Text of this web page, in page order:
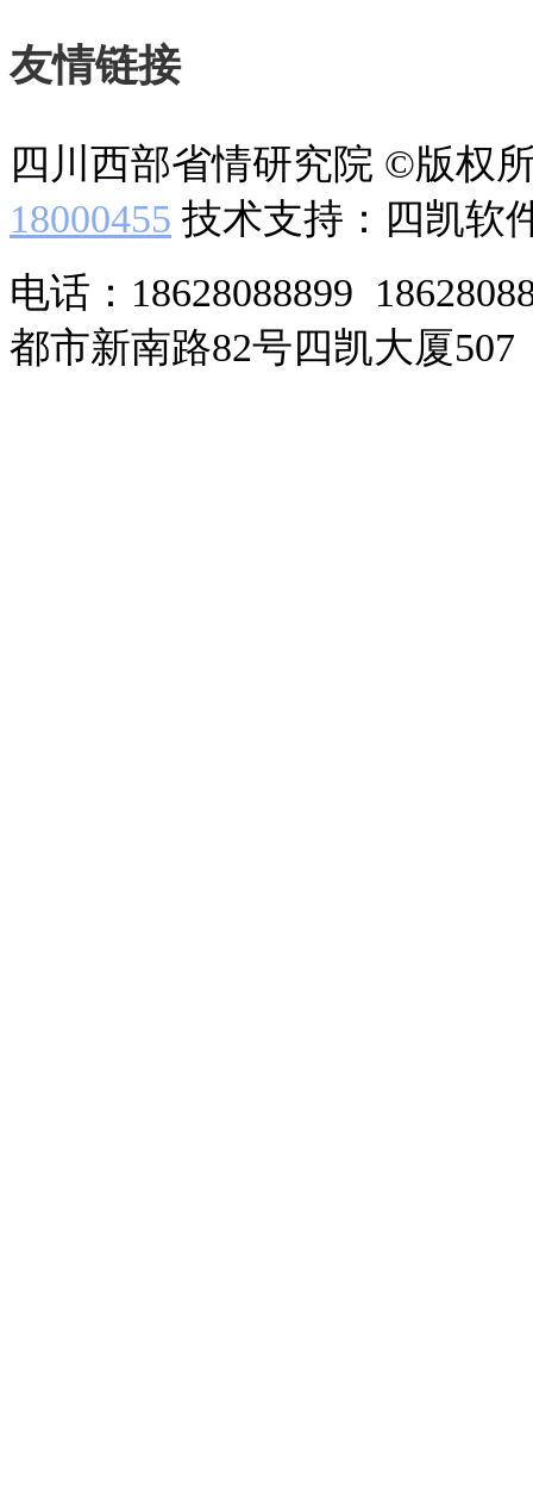
友情链接
四川西部省情研究院 ©版权
18000455 技术支持：四凯软
电话：18628088899
都市新南路82号四凯大厦507